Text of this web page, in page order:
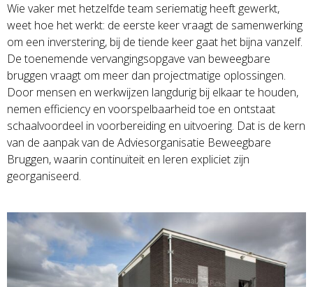
Wie vaker met hetzelfde team seriematig heeft gewerkt,
weet hoe het werkt: de eerste keer vraagt de samenwerking
om een inverstering, bij de tiende keer gaat het bijna vanzelf.
De toenemende vervangingsopgave van beweegbare
bruggen vraagt om meer dan projectmatige oplossingen.
Door mensen en werkwijzen langdurig bij elkaar te houden,
nemen efficiency en voorspelbaarheid toe en ontstaat
schaalvoordeel in voorbereiding en uitvoering. Dat is de kern
van de aanpak van de Adviesorganisatie Beweegbare
Bruggen, waarin continuïteit en leren expliciet zijn
georganiseerd.